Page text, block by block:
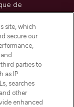
de
de soins
via
dès
site, which
secure our
parties to
as IP
searches
other
enhanced